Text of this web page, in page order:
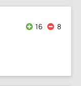
16 8